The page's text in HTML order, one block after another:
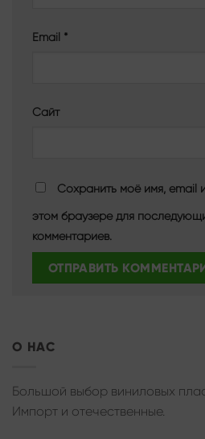
Email *
Сайт
Сохранить моё имя, email
этом браузере для
комментариев.
О НАС
Большой выбор виниловых
Импорт и отечественные.